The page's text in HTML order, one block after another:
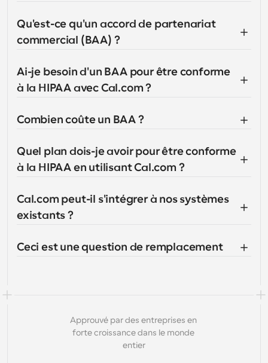
Qu'est-ce qu'un accord de partenariat
commercial (BAA) ?
Ai-je besoin d'un BAA pour être conforme
à la HIPAA avec Cal.com ?
Combien coûte un BAA ?
Quel plan dois-je avoir pour être conforme
à la HIPAA en utilisant Cal.com ?
Cal.com peut-il s'intégrer à nos systèmes
existants ?
Ceci est une question de remplacement
Approuvé par des entreprises en
forte croissance dans le monde
entier